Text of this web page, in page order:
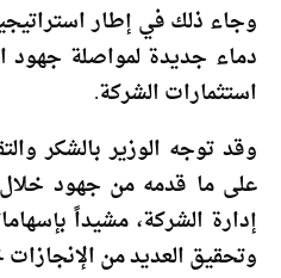
وجاء ذلك في إطار
دماء جديدة لمواصلة جهود
استثمارات الشركة.
وقد توجه الوزير بالشكر
على ما قدمه من جهود
إدارة الشركة، مشيداً
وتحقيق العديد من الإنجازات